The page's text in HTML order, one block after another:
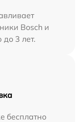
Bosch и
до 3 лет.
бесплатно